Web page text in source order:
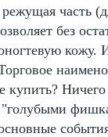
часть
без
кожу.
купить?
"голубыми